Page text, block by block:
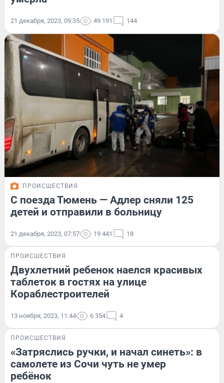
21 декабря, 2023, 09:35 49 191 144
ПРОИСШЕСТВИЯ
С поезда Тюмень — Адлер сняли 125
детей и отправили в больницу
21 декабря, 2023, 07:57 19 441 18
ПРОИСШЕСТВИЯ
Двухлетний ребенок наелся красивых
таблеток в гостях на улице
Кораблестроителей
13 ноября, 2023, 11:44 6 354 4
ПРОИСШЕСТВИЯ
«Затряслись ручки, и начал синеть»: в
самолете из Сочи чуть не умер
ребёнок